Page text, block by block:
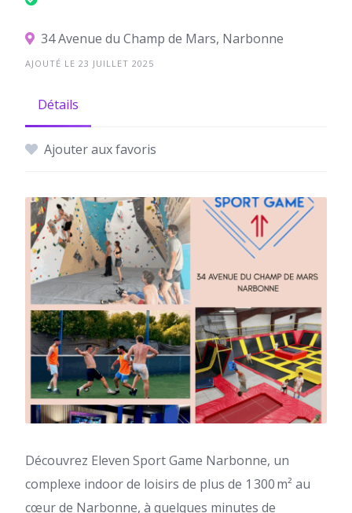
34 Avenue du Champ de Mars, Narbonne
AJOUTÉ LE 23 JUILLET 2025
Détails
Ajouter aux favoris
Découvrez Eleven Sport Game Narbonne, un
complexe indoor de loisirs de plus de 1 300 m² au
cœur de Narbonne, à quelques minutes de